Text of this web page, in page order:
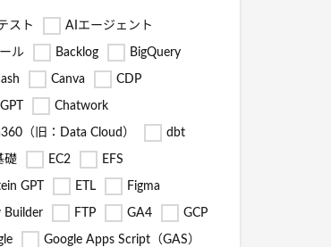
スト AIエージェント
ル Backlog BigQuery
Canva CDP
Chatwork
（旧：Data Cloud） dbt
礎 EC2 EFS
GPT ETL Figma
Builder FTP GA4 GCP
Google Apps Script（GAS）